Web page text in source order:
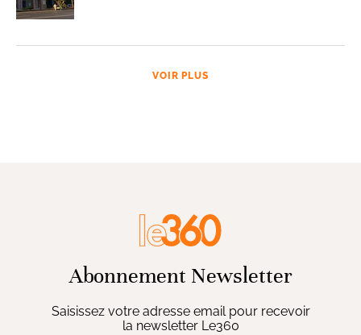
VOIR PLUS
Abonnement Newsletter
Saisissez votre adresse email pour recevoir
la newsletter Le360